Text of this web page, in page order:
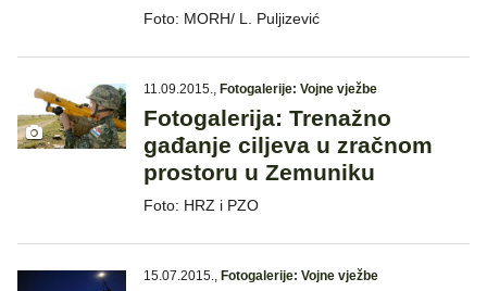
Foto: MORH/ L. Puljizević
11.09.2015., Fotogalerije: Vojne vježbe
Fotogalerija: Trenažno
gađanje ciljeva u zračnom
prostoru u Zemuniku
Foto: HRZ i PZO
15.07.2015., Fotogalerije: Vojne vježbe